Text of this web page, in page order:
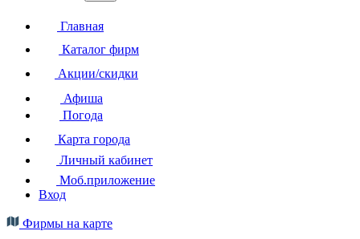
Главная
Каталог фирм
Акции/скидки
Афиша
Погода
Карта города
Личный кабинет
Моб.приложение
Вход
Фирмы на карте